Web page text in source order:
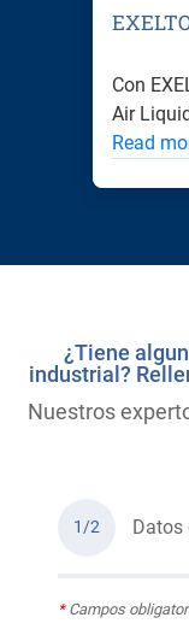
Con
Air
Read
¿Tiene
industrial?
Nuestros
1/2 Datos
*Campos